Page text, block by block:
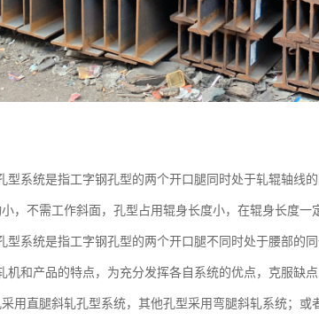
型系统是指工字钢孔型的两个开口腿同时处于轧辊轴线
，不需工作斜面，孔型占用辊身长度小，在辊身长度一
型系统是指工字钢孔型的两个开口腿不同时处于腰部的
机和产品的特点，为充分发挥各自系统的优点，克服缺
用直腿斜轧孔型系统，其他孔型采用弯腿斜轧系统；